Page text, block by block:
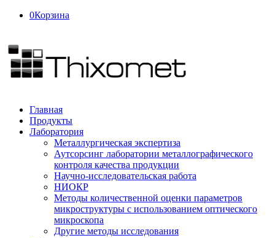
0Корзина
Главная
Продукты
Лаборатория
Металлургическая экспертиза
Аутсорсинг лаборатории металлографического
контроля качества продукции
Научно-исследовательская работа
НИОКР
Методы количественной оценки параметров
микроструктуры с использованием оптического
микроскопа
Другие методы исследования